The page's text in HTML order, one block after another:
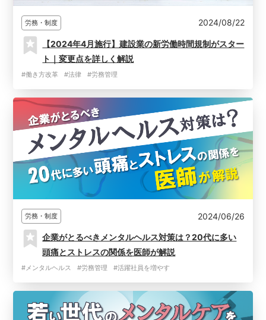
労務・制度 2024/08/22
【2024年4月施行】建設業の新労働時間規制がスター
ト｜変更点を詳しく解説
#働き方改革 #法律 #労務管理
労務・制度 2024/06/26
企業がとるべきメンタルヘルス対策は？20代に多い
頭痛とストレスの関係を医師が解説
#メンタルヘルス #労務管理 #活躍社員を増やす